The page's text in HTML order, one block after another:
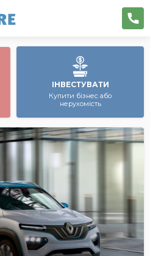
ІНВЕСТУВАТИ
Купити бізнес або
нерухомість